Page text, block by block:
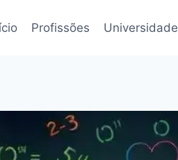
Profissões Universidade